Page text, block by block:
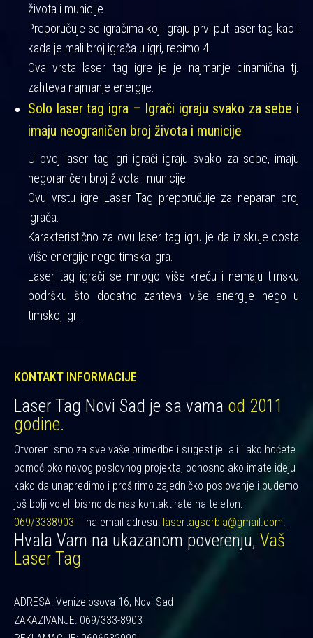
života i municije.
Preporučuje se igračima koji igraju prvi put laser tag kao i
kada je mali broj igrača u igri, recimo 4.
Ova vrsta laser tag igre je je najmanje dinamična tj.
zahteva najmanje energije.
Solo laser tag igra – Igrači igraju svako za sebe i
imaju neograničen broj života i municije
U ovoj laser tag igri igrači igraju svako za sebe, imaju
negoraničen broj života i municije.
Ovu vrstu igre Laser Tag preporučuje za neparan broj
igrača.
Karakteristično za ovu laser tag igru je da iziskuje dosta
više energije nego timska igra.
Laser tag igrači se mnogo više kreću i nemaju timsku
podršku što dodatno zahteva više energije nego u
timskoj igri.
KONTAKT INFORMACIJE
Laser Tag Novi Sad je sa vama od 2011
godine.
Otvoreni smo za sve vaše primedbe i sugestije. ali i ako hoćete
pomoć oko novog poslovnog projekta, odnosno ako imate ideju
kako da unapredimo i proširimo zajedničko poslovanje i budemo
još bolji voleli bismo da nas kontaktirate na telefon:
069/3338903 ili na email adresu: lasertagserbia@gmail.com.
Hvala Vam na ukazanom poverenju, Vaš
Laser Tag
ADRESA: Venizelosova 16, Novi Sad
ZAKAZIVANJE: 069/333-8903